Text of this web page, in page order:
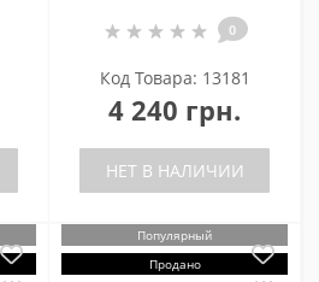
0
Код Товара: 13181
4 240 грн.
НЕТ В НАЛИЧИИ
Популярный
Продано